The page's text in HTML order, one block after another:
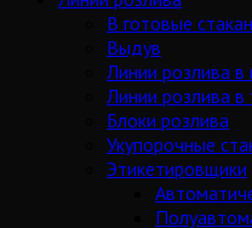
В готовые
Выдув
Линии розлива в
Линии розлива в
Блоки розлива
Укупорочные
Этикетировщики